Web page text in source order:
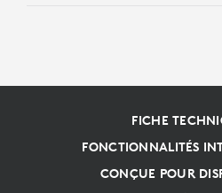
FICHE
FONCTIONNALITÉS
CONÇUE POUR